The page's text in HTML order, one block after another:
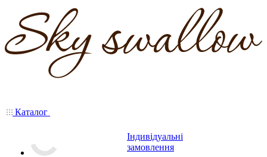
Каталог
Індивідуальні
замовлення